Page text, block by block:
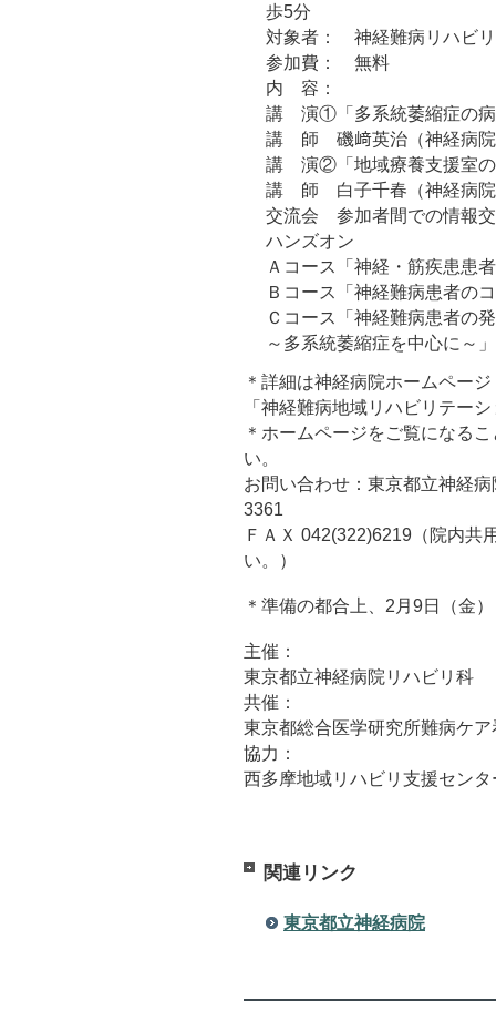
歩5分
対象者： 神経難病リハビ
参加費： 無料
内 容：
講 演①「多系統萎縮症の病
講 師 磯﨑英治（神経病
講 演②「地域療養支援室の
講 師 白子千春（神経病
交流会 参加者間での情報
ハンズオン
Ａコース「神経・筋疾患患
Ｂコース「神経難病患者の
Ｃコース「神経難病患者の
～多系統萎縮症を中心に～
＊詳細は神経病院ホームペー
「神経難病地域リハビリテー
＊ホームページをご覧になる
い。
お問い合わせ：東京都立神経
3361
ＦＡＸ 042(322)6219（院内共
い。）
＊準備の都合上、2月9日（金
主催：
東京都立神経病院リハビリ科
共催：
東京都総合医学研究所難病ケア
協力：
西多摩地域リハビリ支援セン
関連リンク
東京都立神経病院